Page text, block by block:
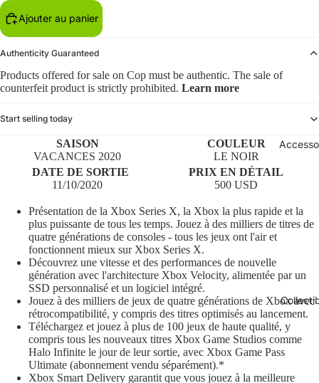
Ajouter au panier
Authenticity Guaranteed
Products offered for sale on Cop must be authentic. The sale of
counterfeit product is strictly prohibited. Learn more
Start selling today
SAISON
VACANCES 2020
COULEUR
LE NOIR
DATE DE SORTIE
11/10/2020
PRIX EN DÉTAIL
500 USD
Présentation de la Xbox Series X, la Xbox la plus rapide et la
plus puissante de tous les temps. Jouez à des milliers de titres de
quatre générations de consoles - tous les jeux ont l'air et
fonctionnent mieux sur Xbox Series X.
Découvrez une vitesse et des performances de nouvelle
génération avec l'architecture Xbox Velocity, alimentée par un
SSD personnalisé et un logiciel intégré.
Jouez à des milliers de jeux de quatre générations de Xbox avec
rétrocompatibilité, y compris des titres optimisés au lancement.
Téléchargez et jouez à plus de 100 jeux de haute qualité, y
compris tous les nouveaux titres Xbox Game Studios comme
Halo Infinite le jour de leur sortie, avec Xbox Game Pass
Ultimate (abonnement vendu séparément).*
Xbox Smart Delivery garantit que vous jouez à la meilleure